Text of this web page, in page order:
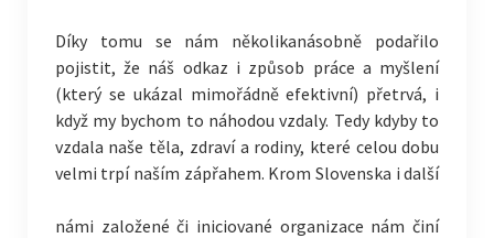
Díky tomu se nám několikanásobně podařilo
pojistit, že náš odkaz i způsob práce a myšlení
(který se ukázal mimořádně efektivní) přetrvá, i
když my bychom to náhodou vzdaly. Tedy kdyby to
vzdala naše těla, zdraví a rodiny, které celou dobu
velmi trpí naším zápřahem. Krom Slovenska i další
námi založené či iniciované organizace nám činí